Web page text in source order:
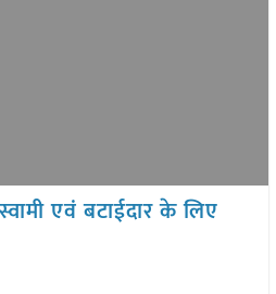
एवं बटाईदार के लिए